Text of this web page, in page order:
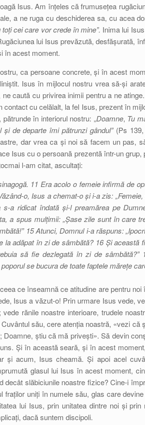
Isus. Am înțeles că frumusețea
a ne ruga cu deschiderea sa, cu acea
cei care vor crede în mine”. Inima lui
lui Isus prevăzută, desfășurată,
în acest moment.
ca persoane concrete, și în acest
Isus în mijlocul nostru vrea să-și
caută cu privirea inimii pentru a ne
contact cu celălalt, la fel Isus, prezent în
în interiorul nostru: „Doamne, Tu
de departe îmi pătrunzi gândul” (Ps
dar vrea ca și noi să facem un pas,
Isus cu o persoană prezentă într-un
l-am citat, ascultați:
11 Era acolo o femeie infirmă de
o, Isus a chemat-o și i-a zis:
a ridicat îndată și-l preamărea pe
a spus mulțimii: „Șase zile sunt în care
15 Atunci, Domnul i-a răspuns:
la adăpat în zi de sâmbătă? 16 Și această
să fie dezlegată în zi de sâmbătă?”
se bucura de toate faptele mărețe
ce înseamnă ce atitudine are pentru noi
Isus a văzut-o! Prin urmare Isus vede,
vede rănile noastre interioare, trudele
său, cere atenția noastră, «vezi că
știu că mă privești». Să devin
Și în această seară, și în acest
și acum, Isus cheamă. Și apoi acel
glasul lui Isus în acest moment,
decât slăbiciunile noastre fizice? Cine-i
fraților uniți în numele său, glas care
lui Isus, prin unitatea dintre noi și
dacă suntem discipoli.